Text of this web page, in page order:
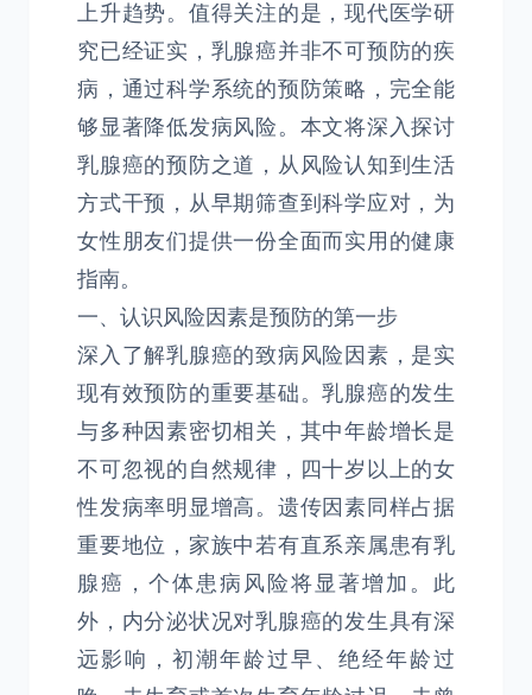
上升趋势。值得关注的是，现代医学研
究已经证实，乳腺癌并非不可预防的疾
病，通过科学系统的预防策略，完全能
够显著降低发病风险。本文将深入探讨
乳腺癌的预防之道，从风险认知到生活
方式干预，从早期筛查到科学应对，为
女性朋友们提供一份全面而实用的健康
指南。
一、认识风险因素是预防的第一步
深入了解乳腺癌的致病风险因素，是实
现有效预防的重要基础。乳腺癌的发生
与多种因素密切相关，其中年龄增长是
不可忽视的自然规律，四十岁以上的女
性发病率明显增高。遗传因素同样占据
重要地位，家族中若有直系亲属患有乳
腺癌，个体患病风险将显著增加。此
外，内分泌状况对乳腺癌的发生具有深
远影响，初潮年龄过早、绝经年龄过